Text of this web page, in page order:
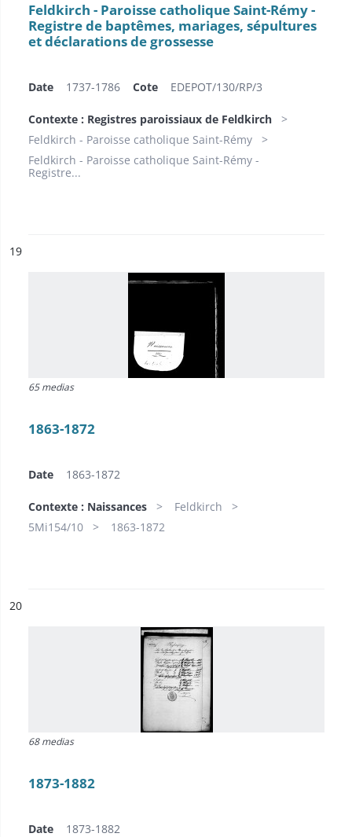
Feldkirch - Paroisse catholique Saint-Rémy -
Registre de baptêmes, mariages, sépultures
et déclarations de grossesse
Date 1737-1786 Cote EDEPOT/130/RP/3
Contexte : Registres paroissiaux de Feldkirch
Feldkirch - Paroisse catholique Saint-Rémy
Feldkirch - Paroisse catholique Saint-Rémy -
Registre...
n°
19
65 medias
1863-1872
Date 1863-1872
Contexte : Naissances
Feldkirch
5Mi154/10
1863-1872
n°
20
68 medias
1873-1882
Date 1873-1882